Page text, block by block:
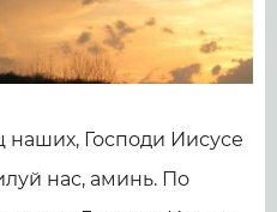
наших, Господи Иисусе
нас, аминь. По